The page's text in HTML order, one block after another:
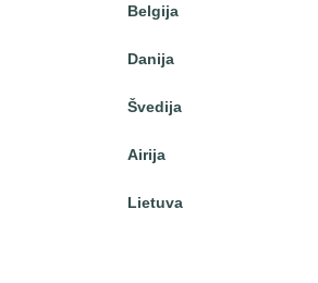
Belgija
Danija
Švedija
Airija
Lietuva